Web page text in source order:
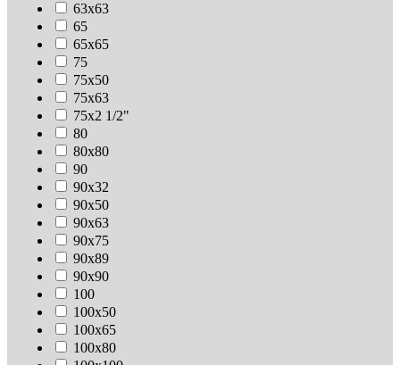
63х63
65
65х65
75
75х50
75х63
75х2 1/2"
80
80х80
90
90х32
90х50
90х63
90х75
90х89
90х90
100
100х50
100х65
100х80